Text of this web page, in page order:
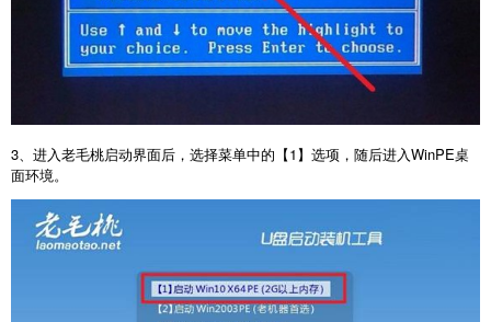
3、进入老毛桃启动界面后，选择菜单中的【1】选项，随后进入WinPE桌
面环境。